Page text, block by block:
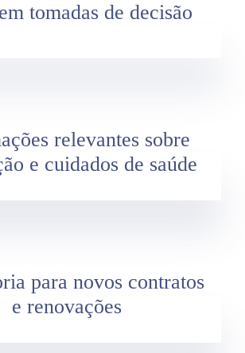
tomadas de decisão
relevantes sobre
e cuidados de saúde
para novos contratos
e renovações